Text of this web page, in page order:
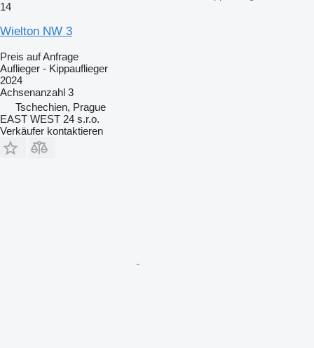
14
Wielton NW 3
Preis auf Anfrage
Auflieger - Kippauflieger
2024
Achsenanzahl 3
Tschechien, Prague
EAST WEST 24 s.r.o.
Verkäufer kontaktieren